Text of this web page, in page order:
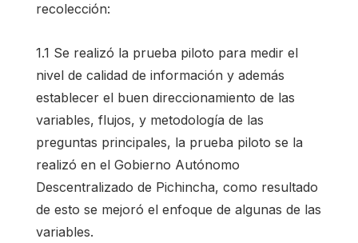
recolección:
1.1 Se realizó la prueba piloto para medir el
nivel de calidad de información y además
establecer el buen direccionamiento de las
variables, flujos, y metodología de las
preguntas principales, la prueba piloto se la
realizó en el Gobierno Autónomo
Descentralizado de Pichincha, como resultado
de esto se mejoró el enfoque de algunas de las
variables.